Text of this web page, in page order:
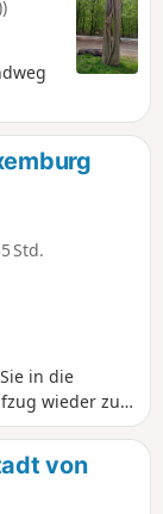
Std.
in die
wieder zu
Plateau aus in
Plateau du
de la Gelle
unter
von